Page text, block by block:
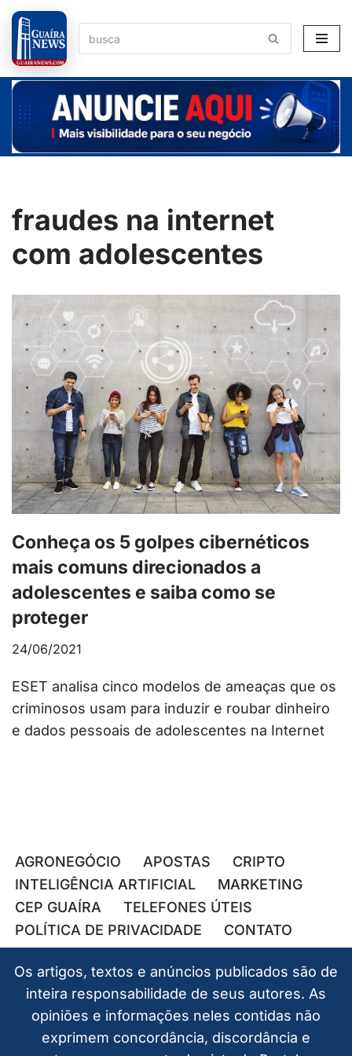
Pular
para
o
conteúdo
fraudes na internet
com adolescentes
Conheça os 5 golpes cibernéticos
mais comuns direcionados a
adolescentes e saiba como se
proteger
24/06/2021
ESET analisa cinco modelos de ameaças que os
criminosos usam para induzir e roubar dinheiro
e dados pessoais de adolescentes na Internet
AGRONEGÓCIO APOSTAS
CRIPTO
INTELIGÊNCIA ARTIFICIAL
MARKETING
CEP GUAÍRA
TELEFONES ÚTEIS
POLÍTICA DE PRIVACIDADE
CONTATO
Os artigos, textos e anúncios publicados são de
inteira responsabilidade de seus autores. As
opiniões e informações neles contidas não
exprimem concordância, discordância e